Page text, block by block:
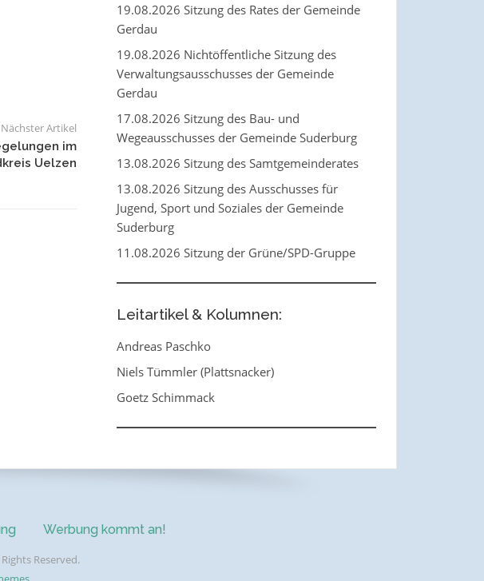
Nächster Artikel
im
Uelzen
19.08.2026 Sitzung des Rates der Gemeinde
Gerdau
19.08.2026 Nichtöffentliche Sitzung des
Verwaltungsausschusses der Gemeinde
Gerdau
17.08.2026 Sitzung des Bau- und
Wegeausschusses der Gemeinde Suderburg
13.08.2026 Sitzung des Samtgemeinderates
13.08.2026 Sitzung des Ausschusses für
Jugend, Sport und Soziales der Gemeinde
Suderburg
11.08.2026 Sitzung der Grüne/SPD-Gruppe
Leitartikel & Kolumnen:
Andreas Paschko
Niels Tümmler (Plattsnacker)
Goetz Schimmack
Werbung kommt an!
Reserved.